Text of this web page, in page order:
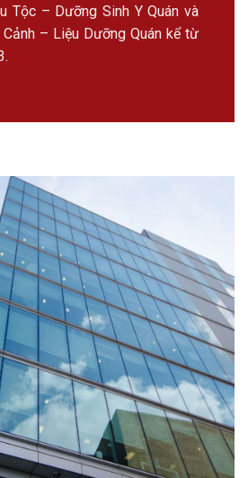
Tộc – Dưỡng Sinh Y Quán và
– Liệu Dưỡng Quán kể từ